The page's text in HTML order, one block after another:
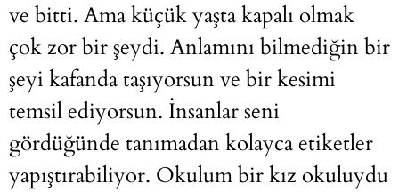
ve bitti. Ama küçük yaşta kapalı olmak
çok zor bir şeydi. Anlamını bilmediğin bir
şeyi kafanda taşıyorsun ve bir kesimi
temsil ediyorsun. İnsanlar seni
gördüğünde tanımadan kolayca etiketler
yapıştırabiliyor. Okulum bir kız okuluydu